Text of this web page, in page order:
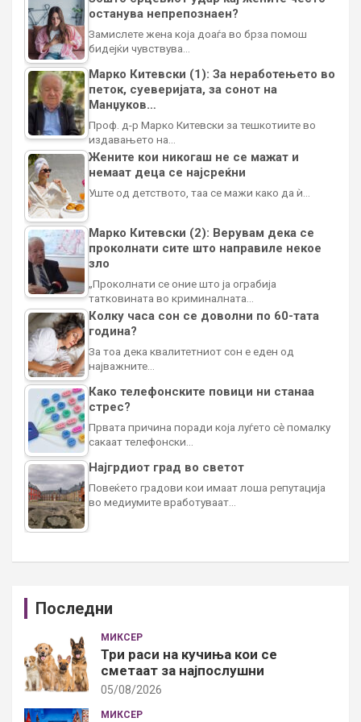
останува непрепознаен?
Замислете жена која доаѓа во брза помош
бидејќи чувствува…
Марко Китевски (1): За неработењето во
петок, суеверијата, за сонот на
Манџуков…
Проф. д-р Марко Китевски за тешкотиите во
издавањето на…
Жените кои никогаш не се мажат и
немаат деца се најсреќни
Уште од детството, таа се мажи како да ѝ…
Марко Китевски (2): Верувам дека се
проколнати сите што направиле некое
зло
„Проколнати се оние што ја ограбија
татковината во криминалната…
Колку часа сон се доволни по 60-тата
година?
За тоа дека квалитетниот сон е еден од
најважните…
Како телефонските повици ни станаа
стрес?
Првата причина поради која луѓето сè помалку
сакаат телефонски…
Најгрдиот град во светот
Повеќето градови кои имаат лоша репутација
во медиумите вработуваат…
Последни
МИКСЕР
Три раси на кучиња кои се
сметаат за најпослушни
05/08/2026
МИКСЕР